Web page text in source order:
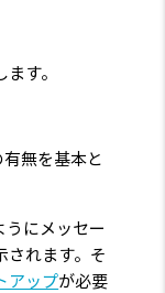
す。
無を基本と
にメッセー
されます。そ
アップが必要